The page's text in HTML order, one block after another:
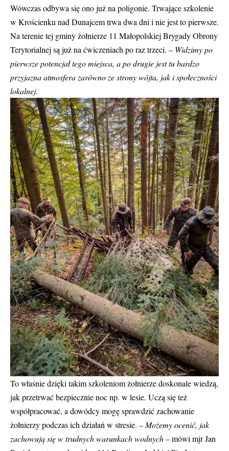
Wówczas odbywa się ono już na poligonie. Trwające szkolenie
w Krościenku nad Dunajcem trwa dwa dni i nie jest to pierwsze.
Na terenie tej gminy żołnierze 11 Małopolskiej Brygady Obrony
Terytorialnej są już na ćwiczeniach po raz trzeci. – Widzimy po
pierwsze potencjał tego miejsca, a po drugie jest tu bardzo
przyjazna atmosfera zarówno ze strony wójta, jak i społeczności
lokalnej.
To właśnie dzięki takim szkoleniom żołnierze doskonale wiedzą,
jak przetrwać bezpiecznie noc np. w lesie. Uczą się też
współpracować, a dowódcy mogę sprawdzić zachowanie
żołnierzy podczas ich działań w stresie. – Możemy ocenić, jak
zachowują się w trudnych warunkach wodnych– mówi mjr Jan